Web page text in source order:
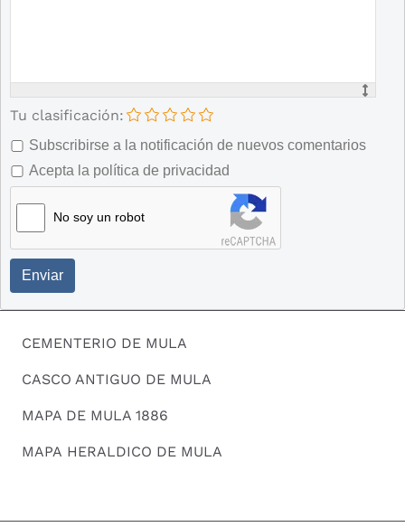
Tu clasificación:
Subscribirse a la notificación de nuevos comentarios
Acepta la política de privacidad
No soy un robot
Enviar
CEMENTERIO DE MULA
CASCO ANTIGUO DE MULA
MAPA DE MULA 1886
MAPA HERALDICO DE MULA